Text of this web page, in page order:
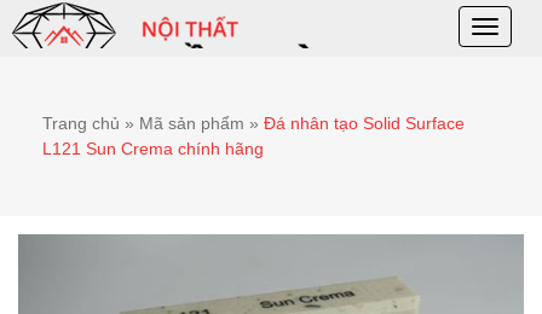
Toggle
Trang chủ » Mã sản phẩm » Đá nhân tạo Solid Surface
L121 Sun Crema chính hãng